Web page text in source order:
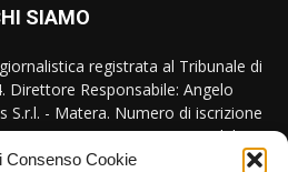
Consenso Cookie
SIAMO
registrata al Tribunale di
Direttore Responsabile: Angelo
S.r.l. - Matera. Numero di iscrizione
Comunicazione n. 17440 del
31/10/2007